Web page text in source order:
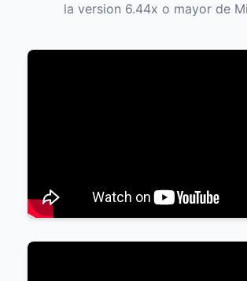
la version 6.44x o mayor de